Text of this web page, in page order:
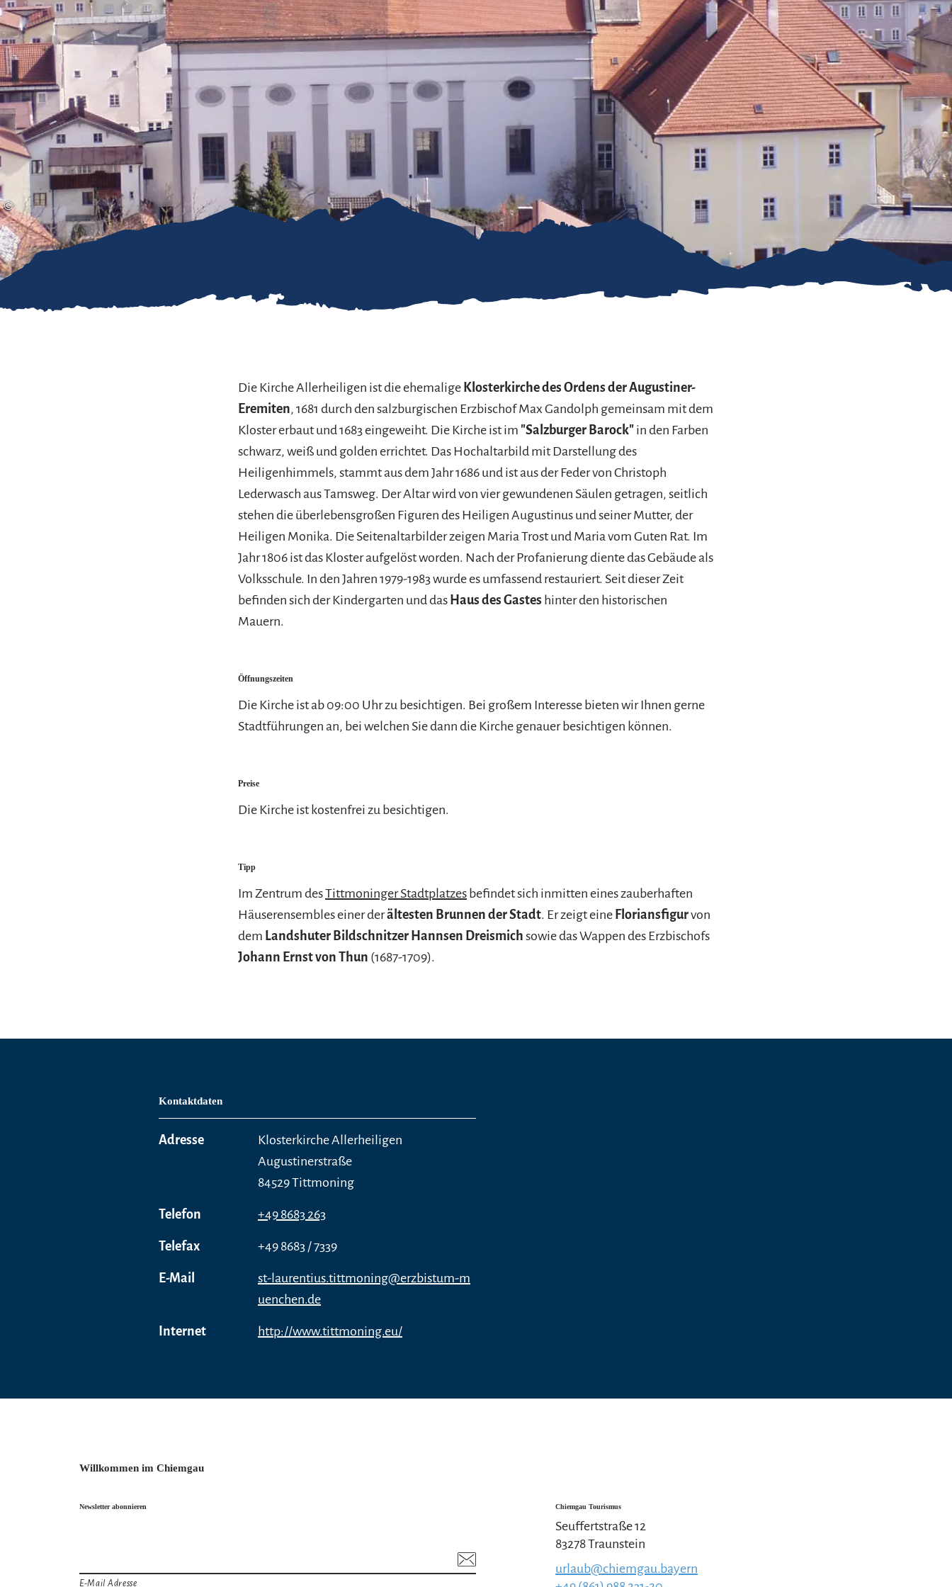
Gleitschirmfliegen &
Luftsport
Barrierefreiheit im
Chiemgau
©
Die Kirche Allerheiligen ist die ehemalige Klosterkirche des Ordens der Augustiner-
Eremiten, 1681 durch den salzburgischen Erzbischof Max Gandolph gemeinsam mit dem
Kloster erbaut und 1683 eingeweiht. Die Kirche ist im "Salzburger Barock" in den Farben
schwarz, weiß und golden errichtet. Das Hochaltarbild mit Darstellung des
Heiligenhimmels, stammt aus dem Jahr 1686 und ist aus der Feder von Christoph
Lederwasch aus Tamsweg. Der Altar wird von vier gewundenen Säulen getragen, seitlich
stehen die überlebensgroßen Figuren des Heiligen Augustinus und seiner Mutter, der
Heiligen Monika. Die Seitenaltarbilder zeigen Maria Trost und Maria vom Guten Rat. Im
Jahr 1806 ist das Kloster aufgelöst worden. Nach der Profanierung diente das Gebäude als
Volksschule. In den Jahren 1979-1983 wurde es umfassend restauriert. Seit dieser Zeit
befinden sich der Kindergarten und das Haus des Gastes hinter den historischen
Mauern.
Öffnungszeiten
Die Kirche ist ab 09:00 Uhr zu besichtigen. Bei großem Interesse bieten wir Ihnen gerne
Stadtführungen an, bei welchen Sie dann die Kirche genauer besichtigen können.
Preise
Die Kirche ist kostenfrei zu besichtigen.
Tipp
Im Zentrum desTittmoninger Stadtplatzes befindet sich inmitten eines zauberhaften
Häuserensembles einer derältesten Brunnen der Stadt. Er zeigt eine Floriansfigurvon
dem Landshuter Bildschnitzer Hannsen Dreismich sowie das Wappen des Erzbischofs
Johann Ernst von Thun (1687-1709).
Kontaktdaten
Adresse
Klosterkirche Allerheiligen
Augustinerstraße
84529 Tittmoning
Telefon +49 8683 263
Telefax +49 8683 / 7339
E-Mail
st-laurentius.tittmoning@erzbistum-m
uenchen.de
Internet http://www.tittmoning.eu/
Willkommen im Chiemgau
Newsletter abonnieren
E-Mail Adresse
Chiemgau Tourismus
Seuffertstraße 12
83278 Traunstein
urlaub@chiemgau.bayern